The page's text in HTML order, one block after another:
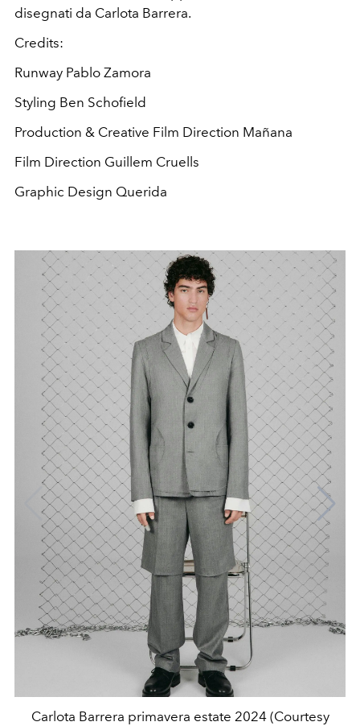
disegnati da Carlota Barrera.
Credits:
Runway Pablo Zamora
Styling Ben Schofield
Production & Creative Film Direction Mañana
Film Direction Guillem Cruells
Graphic Design Querida
Carlota Barrera primavera estate 2024 (Courtesy